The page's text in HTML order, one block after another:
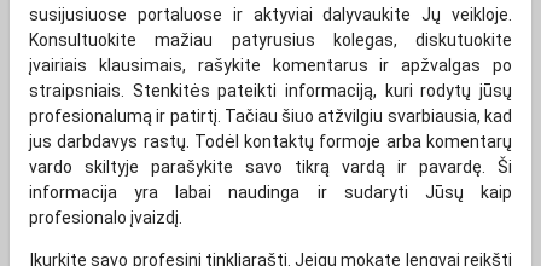
susijusiuose portaluose ir aktyviai dalyvaukite Jų veikloje.
Konsultuokite mažiau patyrusius kolegas, diskutuokite
įvairiais klausimais, rašykite komentarus ir apžvalgas po
straipsniais. Stenkitės pateikti informaciją, kuri rodytų jūsų
profesionalumą ir patirtį. Tačiau šiuo atžvilgiu svarbiausia, kad
jus darbdavys rastų. Todėl kontaktų formoje arba komentarų
vardo skiltyje parašykite savo tikrą vardą ir pavardę. Ši
informacija yra labai naudinga ir sudaryti Jūsų kaip
profesionalo įvaizdį.
Įkurkite savo profesinį tinkliaraštį. Jeigu mokate lengvai reikšti